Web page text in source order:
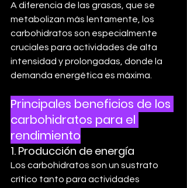
A diferencia de las grasas, que se
metabolizan más lentamente, los
carbohidratos son especialmente
cruciales para actividades de alta
intensidad y prolongadas, donde la
demanda energética es máxima.
Principales beneficios de los
carbohidratos para el
rendimiento
1. Producción de energía
Los carbohidratos son un sustrato
crítico tanto para actividades